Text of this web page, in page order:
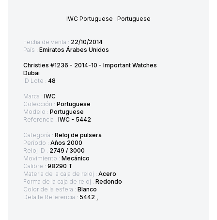
IWC Portuguese : Portuguese
Fecha de venta : 22/10/2014
País : Emiratos Árabes Unidos
Christies #1236 - 2014-10 - Important Watches
Dubai
ID Lote : 48
Marca : IWC
Colección : Portuguese
Modelo : Portuguese
Referencia : IWC - 5442
Categoría : Reloj de pulsera
Período : Años 2000
Reloj ID : 2749 / 3000
Movimiento : Mecánico
Calibre : 98290 T
Materia de la caja de reloj : Acero
Forma de la caja de reloj : Redondo
Color de la esfera : Blanco
Detalle Referencia : 5442 ,